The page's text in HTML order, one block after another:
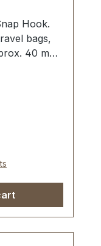
Hook.
bags,